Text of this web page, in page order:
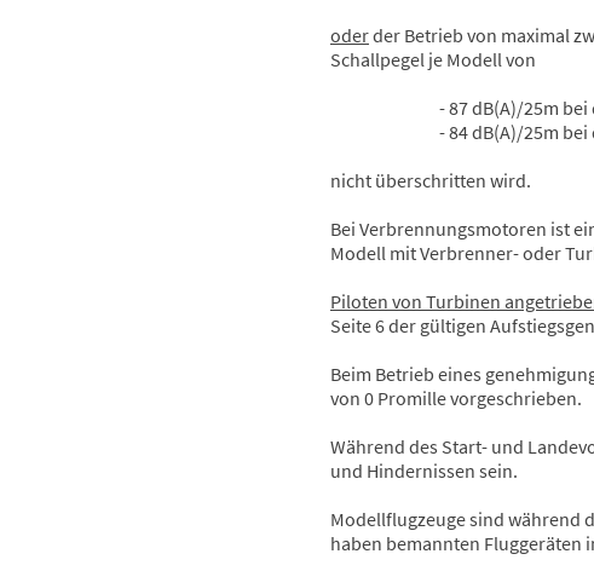
oderder Betrieb von maximal
Schallpegel je Modell von
- 87 dB(A)/25m
- 84 dB(A)/25m
nicht überschritten wird.
Bei Verbrennungsmotoren ist
Modell mit Verbrenner- oder
Piloten von Turbinen
Seite 6 der gültigen
Beim Betrieb eines
von 0 Promille vorgeschrieben.
Während des Start- und
und Hindernissen sein.
Modellflugzeuge sind während
haben bemannten Fluggeräten